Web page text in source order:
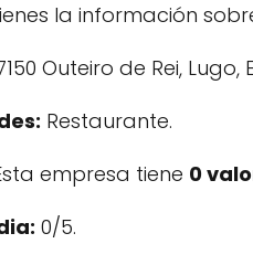
la información
Outeiro de Rei, Lugo,
Restaurante.
empresa tiene 0
0/5.